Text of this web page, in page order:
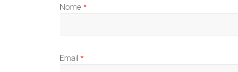
Nome *
Email *